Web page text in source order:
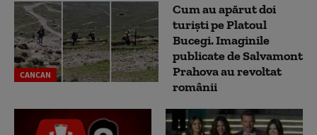
CANCAN
Cum au apărut doi
turiști pe Platoul
Bucegi. Imaginile
publicate de Salvamont
Prahova au revoltat
românii